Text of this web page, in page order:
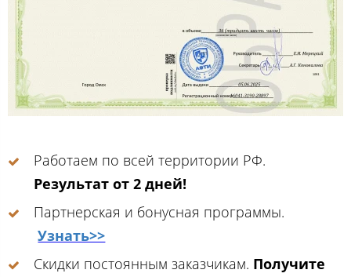
Работаем по всей территории РФ.
Результат от 2 дней!
Партнерская и бонусная программы.
Узнать>>
Скидки постоянным заказчикам. Получите